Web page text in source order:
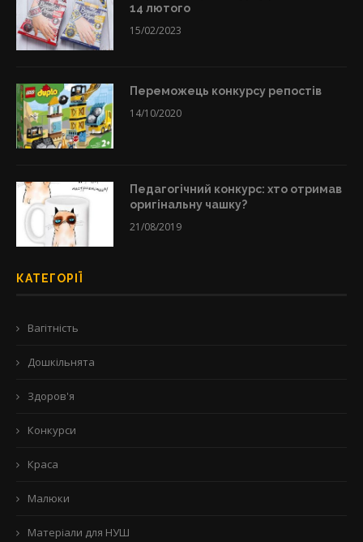
14 лютого
15/02/2023
Переможець конкурсу репостів
14/10/2020
Педагогічний конкурс: хто отримав
оригінальну чашку?
21/08/2019
КАТЕГОРІЇ
Вагітність
Дошкільнята
Здоров'я
Конкурси
Краса
Малюки
Матеріали для НУШ